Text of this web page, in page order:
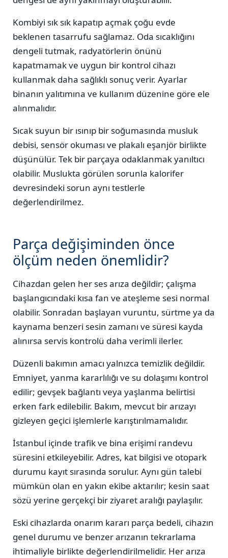
Kombiyi sık sık kapatıp açmak çoğu evde
beklenen tasarrufu sağlamaz. Oda sıcaklığını
dengeli tutmak, radyatörlerin önünü
kapatmamak ve uygun bir kontrol cihazı
kullanmak daha sağlıklı sonuç verir. Ayarlar
binanın yalıtımına ve kullanım düzenine göre ele
alınmalıdır.
Sıcak suyun bir ısınıp bir soğumasında musluk
debisi, sensör okuması ve plakalı eşanjör birlikte
düşünülür. Tek bir parçaya odaklanmak yanıltıcı
olabilir. Muslukta görülen sorunla kalorifer
devresindeki sorun aynı testlerle
değerlendirilmez.
Parça değişiminden önce
ölçüm neden önemlidir?
Cihazdan gelen her ses arıza değildir; çalışma
başlangıcındaki kısa fan ve ateşleme sesi normal
olabilir. Sonradan başlayan vuruntu, sürtme ya da
kaynama benzeri sesin zamanı ve süresi kayda
alınırsa servis kontrolü daha verimli ilerler.
Düzenli bakımın amacı yalnızca temizlik değildir.
Emniyet, yanma kararlılığı ve su dolaşımı kontrol
edilir; gevşek bağlantı veya yaşlanma belirtisi
erken fark edilebilir. Bakım, mevcut bir arızayı
gizleyen geçici işlemlerle karıştırılmamalıdır.
İstanbul içinde trafik ve bina erişimi randevu
süresini etkileyebilir. Adres, kat bilgisi ve otopark
durumu kayıt sırasında sorulur. Aynı gün talebi
mümkün olan en yakın ekibe aktarılır; kesin saat
sözü yerine gerçekçi bir ziyaret aralığı paylaşılır.
Eski cihazlarda onarım kararı parça bedeli, cihazın
genel durumu ve benzer arızanın tekrarlama
ihtimaliyle birlikte değerlendirilmelidir. Her arıza